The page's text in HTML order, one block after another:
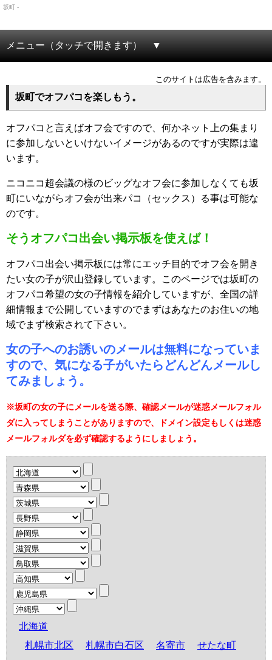
坂町 -
メニュー（タッチで開きます）
このサイトは広告を含みます。
坂町でオフパコを楽しもう。
オフパコと言えばオフ会ですので、何かネット上の集まり
に参加しないといけないイメージがあるのですが実際は違
います。
ニコニコ超会議の様のビッグなオフ会に参加しなくても坂
町にいながらオフ会が出来パコ（セックス）る事は可能な
のです。
そうオフパコ出会い掲示板を使えば！
オフパコ出会い掲示板には常にエッチ目的でオフ会を開き
たい女の子が沢山登録しています。このページでは坂町の
オフパコ希望の女の子情報を紹介していますが、全国の詳
細情報まで公開していますのでまずはあなたのお住いの地
域でまず検索されて下さい。
女の子へのお誘いのメールは無料になっていま
すので、気になる子がいたらどんどんメールし
てみましょう。
※坂町の女の子にメールを送る際、確認メールが迷惑メールフォル
ダに入ってしまうことがありますので、ドメイン設定もしくは迷惑
メールフォルダを必ず確認するようにしましょう。
北海道
札幌市北区
札幌市白石区 名寄市 せたな町